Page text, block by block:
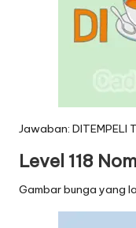
Jawaban: DITEMPELI
Level 118
Gambar bunga yang